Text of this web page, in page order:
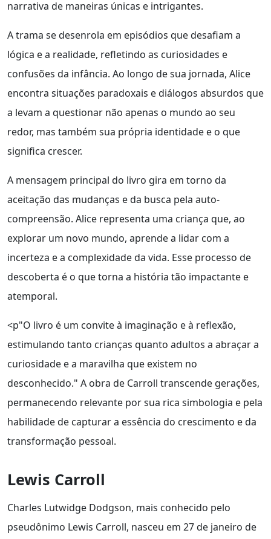
narrativa de maneiras únicas e intrigantes.
A trama se desenrola em episódios que desafiam a
lógica e a realidade, refletindo as curiosidades e
confusões da infância. Ao longo de sua jornada, Alice
encontra situações paradoxais e diálogos absurdos que
a levam a questionar não apenas o mundo ao seu
redor, mas também sua própria identidade e o que
significa crescer.
A mensagem principal do livro gira em torno da
aceitação das mudanças e da busca pela auto-
compreensão. Alice representa uma criança que, ao
explorar um novo mundo, aprende a lidar com a
incerteza e a complexidade da vida. Esse processo de
descoberta é o que torna a história tão impactante e
atemporal.
<p"O livro é um convite à imaginação e à reflexão,
estimulando tanto crianças quanto adultos a abraçar a
curiosidade e a maravilha que existem no
desconhecido." A obra de Carroll transcende gerações,
permanecendo relevante por sua rica simbologia e pela
habilidade de capturar a essência do crescimento e da
transformação pessoal.
Lewis Carroll
Charles Lutwidge Dodgson, mais conhecido pelo
pseudônimo Lewis Carroll, nasceu em 27 de janeiro de